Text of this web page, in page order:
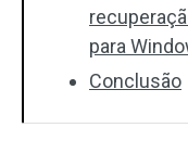
para
Conclusão